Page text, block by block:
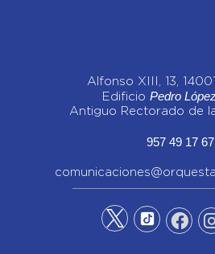
Alfonso XIII, 13,
Edificio Pedro
Antiguo Rectorado de
957 49 17 67